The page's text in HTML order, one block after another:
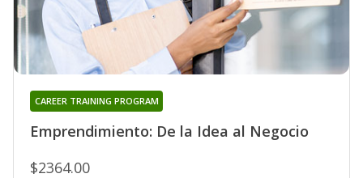
Emprendimiento: De la Idea al Negocio
CAREER TRAINING PROGRAM
$2364.00